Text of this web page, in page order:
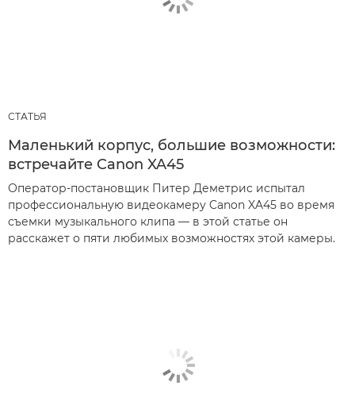
СТАТЬЯ
Маленький корпус, большие возможности:
встречайте Canon XA45
Оператор-постановщик Питер Деметрис испытал
профессиональную видеокамеру Canon XA45 во время
съемки музыкального клипа — в этой статье он
расскажет о пяти любимых возможностях этой камеры.